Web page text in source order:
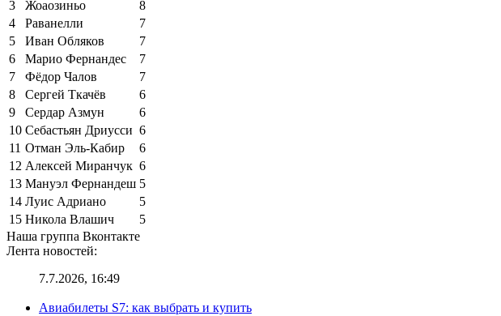
3
Жоаозиньо
8
4
Раванелли
7
5
Иван Обляков
7
6
Марио Фернандес
7
7
Фёдор Чалов
7
8
Сергей Ткачёв
6
9
Сердар Азмун
6
10 Себастьян Дриусси 6
11 Отман Эль-Кабир
6
12 Алексей Миранчук 6
13 Мануэл Фернандеш 5
14 Луис Адриано
5
15 Никола Влашич
5
Наша группа Вконтакте
Лента новостей:
7.7.2026, 16:49
Авиабилеты S7: как выбрать и купить